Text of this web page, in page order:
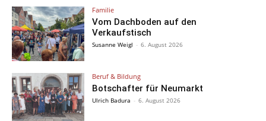
Familie
Vom Dachboden auf den
Verkaufstisch
Susanne Weigl - 6. August 2026
Beruf & Bildung
Botschafter für Neumarkt
Ulrich Badura - 6. August 2026